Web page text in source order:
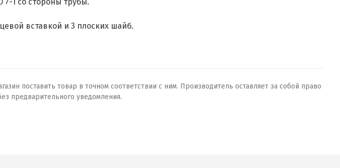
вставкой и 3 плоских шайб.
поставить товар в точном соответствии с ним. Производитель оставляет за собой право
предварительного уведомления.